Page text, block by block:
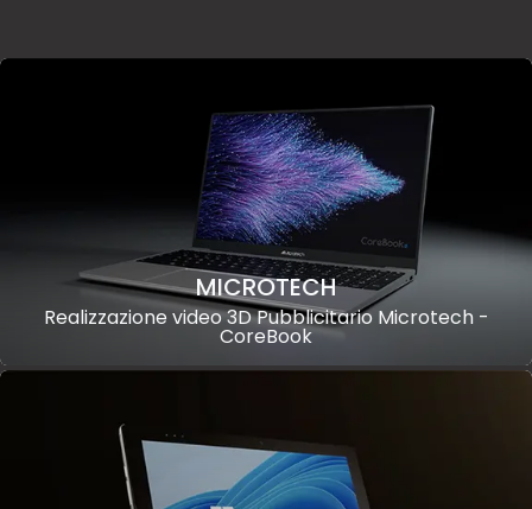
MICROTECH
Realizzazione video 3D Pubblicitario Microtech -
CoreBook